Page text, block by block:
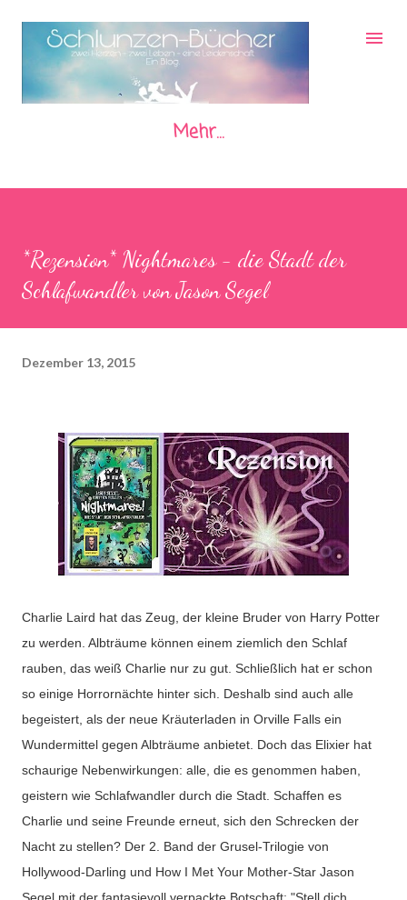
Direkt zum Hauptbereich
Mehr…
*Rezension* Nightmares - die Stadt der
Schlafwandler von Jason Segel
Dezember 13, 2015
Charlie Laird hat das Zeug, der kleine Bruder von Harry Potter
zu werden. Albträume können einem ziemlich den Schlaf
rauben, das weiß Charlie nur zu gut. Schließlich hat er schon
so einige Horrornächte hinter sich. Deshalb sind auch alle
begeistert, als der neue Kräuterladen in Orville Falls ein
Wundermittel gegen Albträume anbietet. Doch das Elixier hat
schaurige Nebenwirkungen: alle, die es genommen haben,
geistern wie Schlafwandler durch die Stadt. Schaffen es
Charlie und seine Freunde erneut, sich den Schrecken der
Nacht zu stellen? Der 2. Band der Grusel-Trilogie von
Hollywood-Darling und How I Met Your Mother-Star Jason